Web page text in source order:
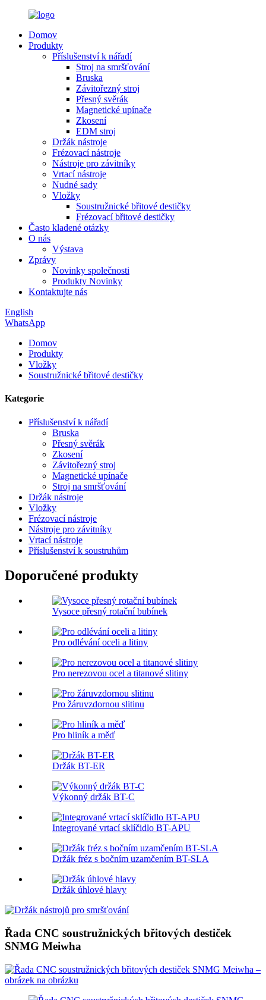
Domov
Produkty
Příslušenství k nářadí
Stroj na smršťování
Bruska
Závitořezný stroj
Přesný svěrák
Magnetické upínače
Zkosení
EDM stroj
Držák nástroje
Frézovací nástroje
Nástroje pro závitníky
Vrtací nástroje
Nudné sady
Vložky
Soustružnické břitové destičky
Frézovací břitové destičky
Často kladené otázky
O nás
Výstava
Zprávy
Novinky společnosti
Produkty Novinky
Kontaktujte nás
English
WhatsApp
Domov
Produkty
Vložky
Soustružnické břitové destičky
Kategorie
Příslušenství k nářadí
Bruska
Přesný svěrák
Zkosení
Závitořezný stroj
Magnetické upínače
Stroj na smršťování
Držák nástroje
Vložky
Frézovací nástroje
Nástroje pro závitníky
Vrtací nástroje
Příslušenství k soustruhům
Doporučené produkty
Vysoce přesný rotační bubínek
Pro odlévání oceli a litiny
Pro nerezovou ocel a titanové slitiny
Pro žáruvzdornou slitinu
Pro hliník a měď
Držák BT-ER
Výkonný držák BT-C
Integrované vrtací sklíčidlo BT-APU
Držák fréz s bočním uzamčením BT-SLA
Držák úhlové hlavy
Řada CNC soustružnických břitových destiček
SNMG Meiwha